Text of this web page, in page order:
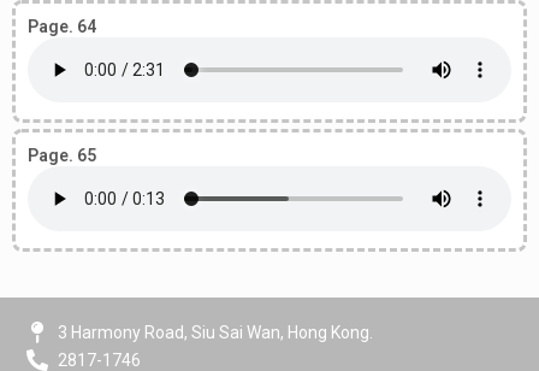
Page. 64
Page. 65
3 Harmony Road, Siu Sai Wan, Hong Kong.
2817-1746